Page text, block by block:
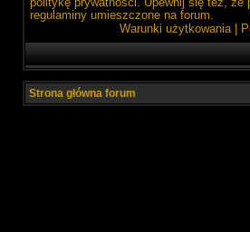
politykę prywatności. Upewnij się też, że
regulaminy umieszczone na forum.
Warunki użytkowania|
Strona główna forum